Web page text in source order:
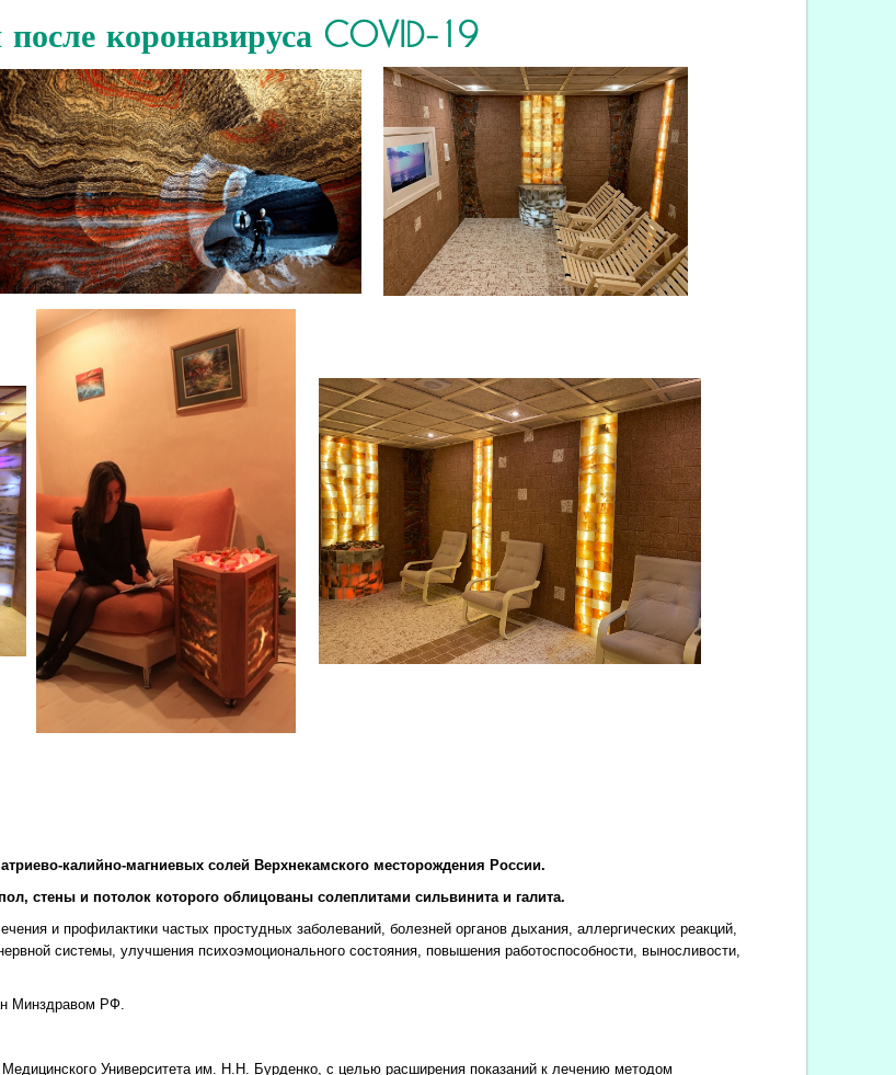
после коронавируса COVID-19
калийно-магниевых солей Верхнекамского месторождения России.
стены и потолок которого облицованы солеплитами сильвинита и галита.
и профилактики частых простудных заболеваний, болезней органов дыхания, аллергических реакций,
системы, улучшения психоэмоционального состояния, повышения работоспособности, выносливости,
Минздравом РФ.
Университета им. Н.Н. Бурденко, с целью расширения показаний к лечению методом